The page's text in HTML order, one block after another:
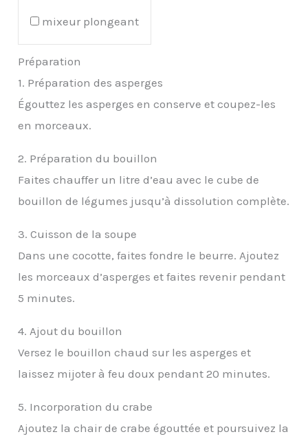
mixeur plongeant
Préparation
1. Préparation des asperges
Égouttez les asperges en conserve et coupez-les
en morceaux.
2. Préparation du bouillon
Faites chauffer un litre d’eau avec le cube de
bouillon de légumes jusqu’à dissolution complète.
3. Cuisson de la soupe
Dans une cocotte, faites fondre le beurre. Ajoutez
les morceaux d’asperges et faites revenir pendant
5 minutes.
4. Ajout du bouillon
Versez le bouillon chaud sur les asperges et
laissez mijoter à feu doux pendant 20 minutes.
5. Incorporation du crabe
Ajoutez la chair de crabe égouttée et poursuivez la